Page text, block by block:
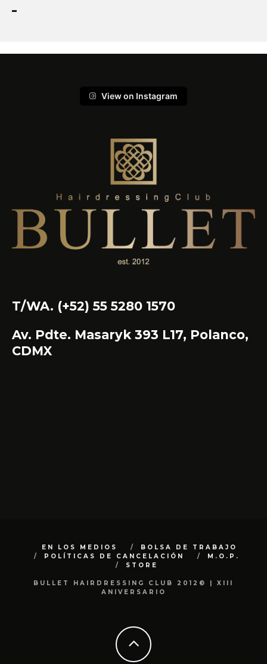
View on Instagram
T/WA. (+52) 55 5280 1570
Av. Pdte. Masaryk 393 L17, Polanco,
CDMX
EN LOS MEDIOS
BOLSA DE TRABAJO
POLÍTICAS DE CANCELACIÓN
M.O.P.
STORE
BULLET HAIRDRESSING CLUB 2012© | XIII
ANIVERSARIO